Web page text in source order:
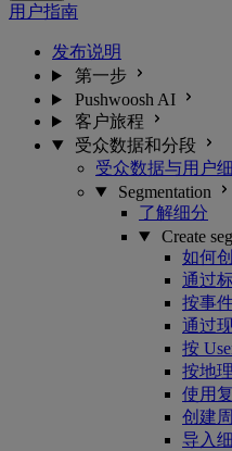
用户指南
发布说明
第一步
Pushwoosh AI
客户旅程
受众数据和分段
受众数据与用户
Segmentation
了解细分
Create
如何
通过
按事
通过
按
按地
使用
创建
导入